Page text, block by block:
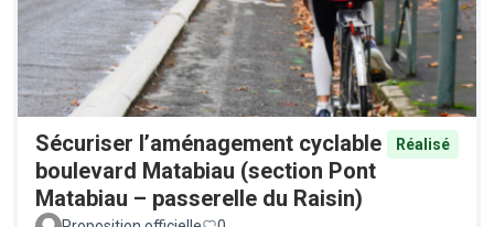
Sécuriser l’aménagement cyclable
boulevard Matabiau (section Pont
Matabiau – passerelle du Raisin)
Réalisé